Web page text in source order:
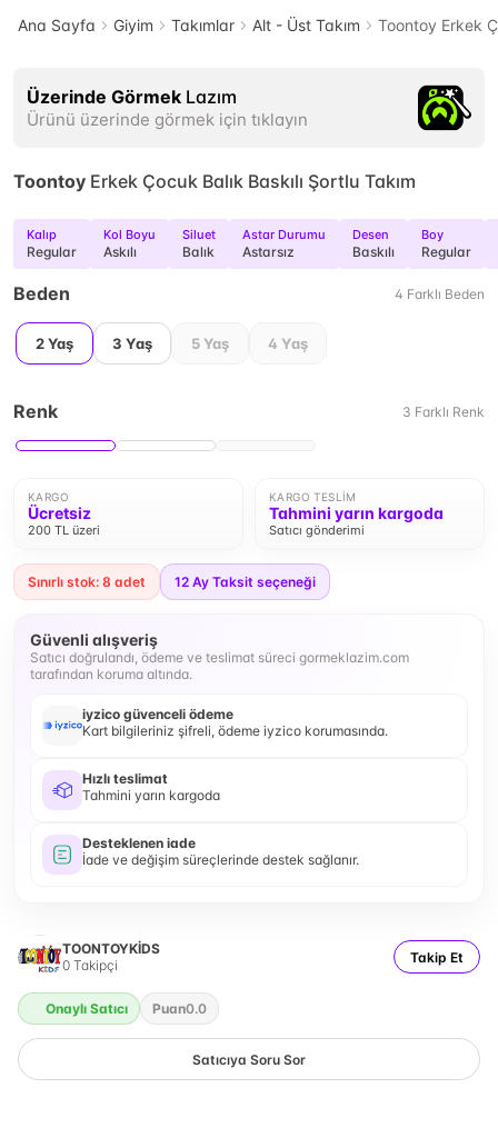
Ana Sayfa Giyim Takımlar Alt - Üst Takım Toontoy Erkek
Üzerinde Görmek Lazım
Ürünü üzerinde görmek için tıklayın
Toontoy Erkek Çocuk Balık Baskılı Şortlu Takım
Kalıp
Regular
Kol Boyu
Askılı
Siluet
Balık
Astar Durumu
Astarsız
Desen
Baskılı
Boy
Regular
Beden 4 Farklı Beden
2 Yaş 3 Yaş 5 Yaş 4 Yaş
Renk 3 Farklı Renk
KARGO
Ücretsiz
200 TL üzeri
KARGO TESLIM
Tahmini yarın kargoda
Satıcı gönderimi
Sınırlı stok: 8 adet 12 Ay Taksit seçeneği
Güvenli alışveriş
Satıcı doğrulandı, ödeme ve teslimat süreci gormeklazim.com
tarafından koruma altında.
iyzico güvenceli ödeme
Kart bilgileriniz şifreli, ödeme iyzico korumasında.
Hızlı teslimat
Tahmini yarın kargoda
Desteklenen iade
İade ve değişim süreçlerinde destek sağlanır.
TOONTOYKİDS
0 Takipçi Takip Et
Onaylı Satıcı Puan0.0
Satıcıya Soru Sor